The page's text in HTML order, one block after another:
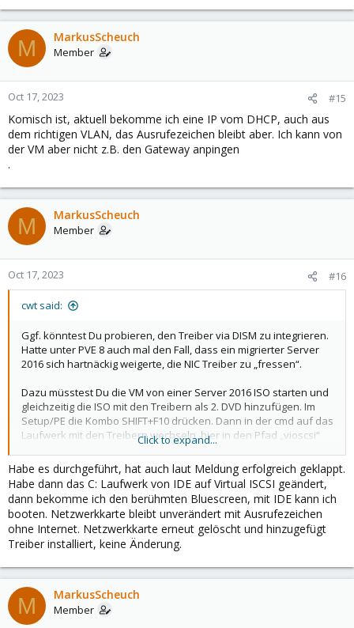
M MarkusScheuch
Member
Oct 17, 2023 #15
Komisch ist, aktuell bekomme ich eine IP vom DHCP, auch aus
dem richtigen VLAN, das Ausrufezeichen bleibt aber. Ich kann von
der VM aber nicht z.B. den Gateway anpingen
.
M MarkusScheuch
Member
Oct 17, 2023 #16
cwt said:
Ggf. könntest Du probieren, den Treiber via DISM zu integrieren.
Hatte unter PVE 8 auch mal den Fall, dass ein migrierter Server
2016 sich hartnäckig weigerte, die NIC Treiber zu „fressen“.
Dazu müsstest Du die VM von einer Server 2016 ISO starten und
gleichzeitig die ISO mit den Treibern als 2. DVD hinzufügen. Im
Setup/PE die Kombo SHIFT+F10 drücken. Dann in der cmd auf das
Laufwerk mit den Treibern wechseln, hier in den Pfad „vioscsi“
wechseln, weiter für 2016 bis in „amd64“. Dann den Befehl
„drvload vioscsi.inf“ absetzen, damit PE die vHDD erkennt.
Anschließend überprüfen, welchen Laufwerksbuchstaben die
vHDD mit Windows bekommen hat. Zum Einbinden des NetKVM
Treibers diesen Befehl absetzen:
dism /image:c:\ /add-driver /driver:d:\netkvm\<pfad-zu-
2016>\amd64
Wobei C: > durch den Buchstaben der vHDD und D: > durch den
Buchstaben der Treiber-DVD ersetzt werden muss. VM mit
„wpeutil shutdown“ runterfahren, ISOs entfernen und nochmal
starten.
Click to expand...
Habe es durchgeführt, hat auch laut Meldung erfolgreich geklappt.
Habe dann das C: Laufwerk von IDE auf Virtual ISCSI geändert,
dann bekomme ich den berühmten Bluescreen, mit IDE kann ich
booten. Netzwerkkarte bleibt unverändert mit Ausrufezeichen
ohne Internet. Netzwerkkarte erneut gelöscht und hinzugefügt
Treiber installiert, keine Änderung.
M MarkusScheuch
Member